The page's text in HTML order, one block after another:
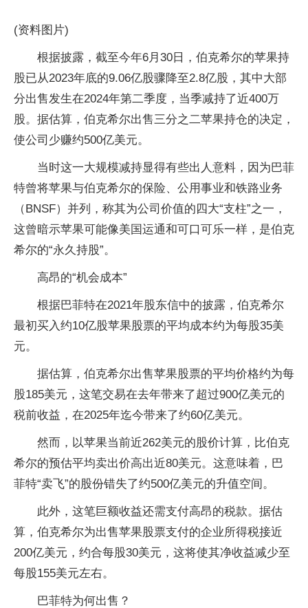
(资料图片)
根据披露，截至今年6月30日，伯克希尔的苹果持
股已从2023年底的9.06亿股骤降至2.8亿股，其中大部
分出售发生在2024年第二季度，当季减持了近400万
股。据估算，伯克希尔出售三分之二苹果持仓的决定，
使公司少赚约500亿美元。
当时这一大规模减持显得有些出人意料，因为巴菲
特曾将苹果与伯克希尔的保险、公用事业和铁路业务
（BNSF）并列，称其为公司价值的四大“支柱”之一，
这曾暗示苹果可能像美国运通和可口可乐一样，是伯克
希尔的“永久持股”。
高昂的“机会成本”
根据巴菲特在2021年股东信中的披露，伯克希尔
最初买入约10亿股苹果股票的平均成本约为每股35美
元。
据估算，伯克希尔出售苹果股票的平均价格约为每
股185美元，这笔交易在去年带来了超过900亿美元的
税前收益，在2025年迄今带来了约60亿美元。
然而，以苹果当前近262美元的股价计算，比伯克
希尔的预估平均卖出价高出近80美元。这意味着，巴
菲特“卖飞”的股份错失了约500亿美元的升值空间。
此外，这笔巨额收益还需支付高昂的税款。据估
算，伯克希尔为出售苹果股票支付的企业所得税接近
200亿美元，约合每股30美元，这将使其净收益减少至
每股155美元左右。
巴菲特为何出售？